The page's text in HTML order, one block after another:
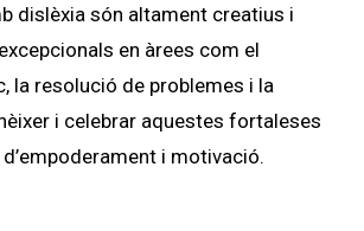
dislèxia són altament creatius i
en àrees com el
la resolució de problemes i la
i celebrar aquestes fortaleses
i motivació.